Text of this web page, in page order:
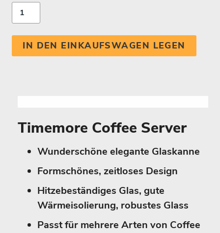
IN DEN EINKAUFSWAGEN LEGEN
Timemore Coffee Server
Wunderschöne elegante Glaskanne
Formschönes, zeitloses Design
Hitzebeständiges Glas, gute
Wärmeisolierung, robustes Glass
Passt für mehrere Arten von Coffee